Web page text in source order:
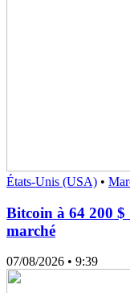
États-Unis (USA) •
Bitcoin à 64 200 $
marché
07/08/2026 • 9:39